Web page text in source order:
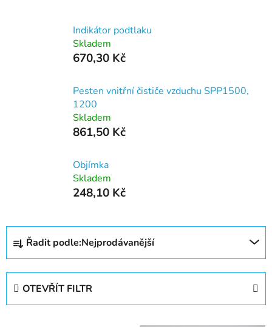
Indikátor podtlaku
Skladem
670,30 Kč
Pesten vnitřní čističe vzduchu SPP1500,
1200
Skladem
861,50 Kč
Objímka
Skladem
248,10 Kč
Ř
z
Řadit podle:Nejprodávanější
OTEVŘÍT FILTR